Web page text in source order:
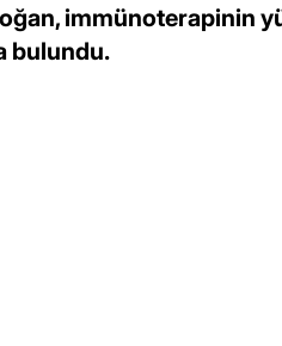
immünoterapinin
bulundu.